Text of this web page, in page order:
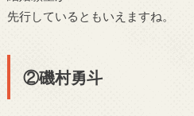
先行しているともいえますね。
②磯村勇斗